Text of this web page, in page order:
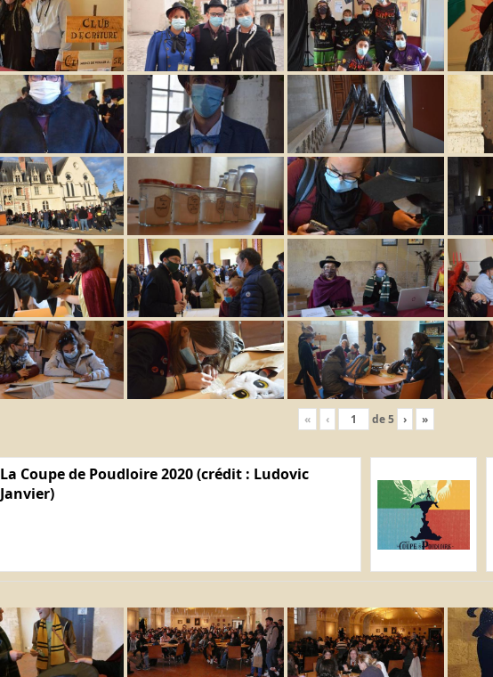
« ‹ de5 › »
La Coupe de Poudloire 2020 (crédit : Ludovic
Janvier)